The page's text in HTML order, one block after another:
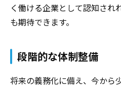
く働ける企業として認知され
も期待できます。
段階的な体制整備
将来の義務化に備え、今から